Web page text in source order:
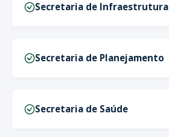
Secretaria de Infraestrutura
Secretaria de Planejamento
Secretaria de Saúde